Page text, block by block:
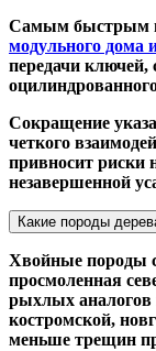
Самым быстрым
модульного дома
передачи
Сокращение
четкого
привносит риски
незавершенной
Какие породы
Хвойные породы
просмоленная
рыхлых аналогов
костромской,
меньше трещин